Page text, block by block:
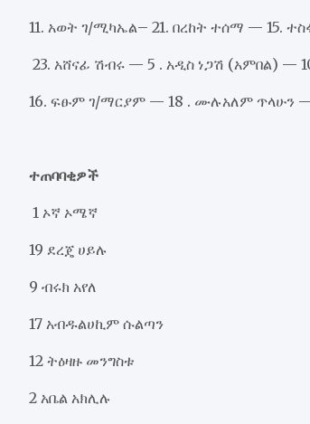
11. አወት ገ/ሚካኤል– 21. በረከት ተሰማ — 15.
23. አሸናፊ ሽብሩ — 5 . አዲስ ነጋሽ (አምበል) —
16. ፍፁም ገ/ማርያም — 18 . ሙሉአለም ጥላሁን
ተጠባባቂዎች
1 ኦኛ ኦሜኛ
19 ደረጄ ሀይሉ
9 ብሩክ አየለ
17 አብዱልሀኪም ሱልጣን
12 ትዕዛዙ መንግስቱ
2 አቤል አክሊሉ